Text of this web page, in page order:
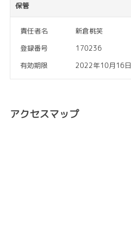
保管
責任者名
新倉桃笑
登録番号
170236
有効期限
2022年10月16日
アクセスマップ